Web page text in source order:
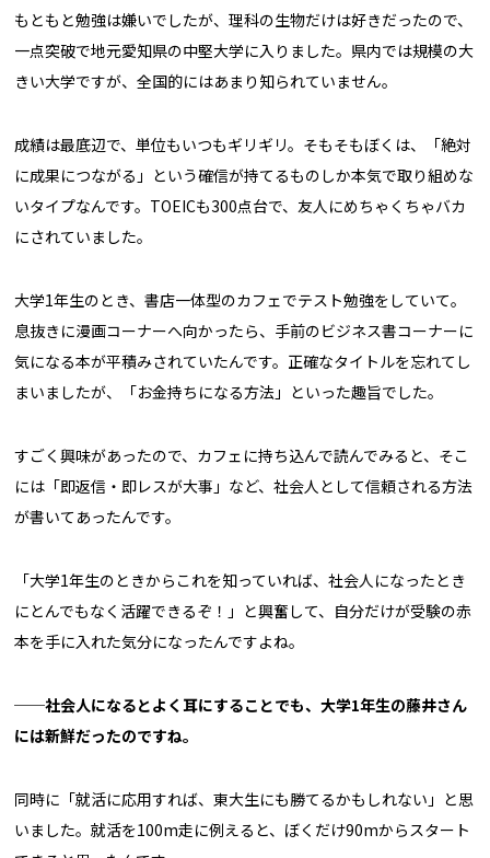
もともと勉強は嫌いでしたが、理科の生物だけは好きだったので、
一点突破で地元愛知県の中堅大学に入りました。県内では規模の大
きい大学ですが、全国的にはあまり知られていません。
成績は最底辺で、単位もいつもギリギリ。そもそもぼくは、「絶対
に成果につながる」という確信が持てるものしか本気で取り組めな
いタイプなんです。TOEICも300点台で、友人にめちゃくちゃバカ
にされていました。
大学1年生のとき、書店一体型のカフェでテスト勉強をしていて。
息抜きに漫画コーナーへ向かったら、手前のビジネス書コーナーに
気になる本が平積みされていたんです。正確なタイトルを忘れてし
まいましたが、「お金持ちになる方法」といった趣旨でした。
すごく興味があったので、カフェに持ち込んで読んでみると、そこ
には「即返信・即レスが大事」など、社会人として信頼される方法
が書いてあったんです。
「大学1年生のときからこれを知っていれば、社会人になったとき
にとんでもなく活躍できるぞ！」と興奮して、自分だけが受験の赤
本を手に入れた気分になったんですよね。
──社会人になるとよく耳にすることでも、大学1年生の藤井さん
には新鮮だったのですね。
同時に「就活に応用すれば、東大生にも勝てるかもしれない」と思
いました。就活を100m走に例えると、ぼくだけ90mからスタート